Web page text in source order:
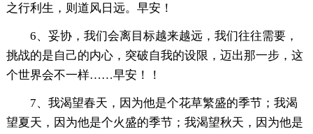
之行利生，则道风日远。早安！
6、妥协，我们会离目标越来越远，我们往往需要，
挑战的是自己的内心，突破自我的设限，迈出那一步，这
个世界会不一样……早安！！
7、我渴望春天，因为他是个花草繁盛的季节；我渴
望夏天，因为他是个火盛的季节；我渴望秋天，因为他是